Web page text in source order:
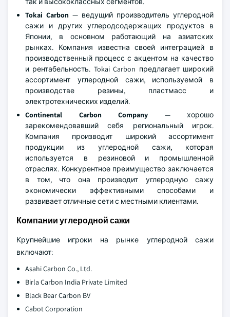
Tokai Carbon — ведущий производитель углеродной
сажи и других углеродсодержащих продуктов в
Японии, в основном работающий на азиатских
рынках. Компания известна своей интеграцией в
производственный процесс с акцентом на качество
и рентабельность. Tokai Carbon предлагает широкий
ассортимент углеродной сажи, используемой в
производстве резины, пластмасс и
электротехнических изделий.
Continental Carbon Company — хорошо
зарекомендовавший себя региональный игрок.
Компания производит широкий ассортимент
продукции из углеродной сажи, которая
используется в резиновой и промышленной
отраслях. Конкурентное преимущество заключается
в том, что она производит углеродную сажу
экономически эффективными способами и
развивает отличные сети с местными клиентами.
Компании углеродной сажи
Крупнейшие игроки на рынке углеродной сажи
включают:
Asahi Carbon Co., Ltd.
Birla Carbon India Private Limited
Black Bear Carbon BV
Cabot Corporation